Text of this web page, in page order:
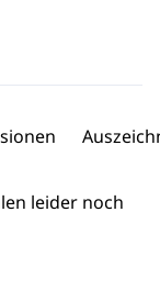
leider noch